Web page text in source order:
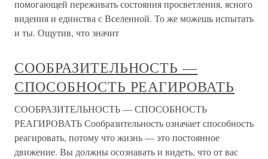
помогающей переживать состояния просветления, ясного
видения и единства с Вселенной. То же можешь испытать
и ты. Ощутив, что значит
СООБРАЗИТЕЛЬНОСТЬ —
СПОСОБНОСТЬ РЕАГИРОВАТЬ
СООБРАЗИТЕЛЬНОСТЬ — СПОСОБНОСТЬ
РЕАГИРОВАТЬ Сообразительность означает способность
реагировать, потому что жизнь — это постоянное
движение. Вы должны осознавать и видеть, что от вас